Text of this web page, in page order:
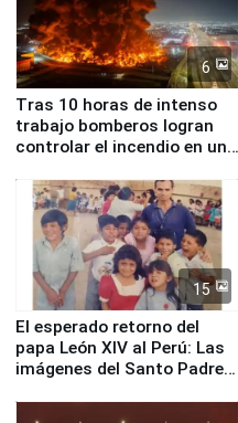
6
Tras 10 horas de intenso
trabajo bomberos logran
controlar el incendio en una
de Chile
15
El esperado retorno del
papa León XIV al Perú: Las
imágenes del Santo Padre